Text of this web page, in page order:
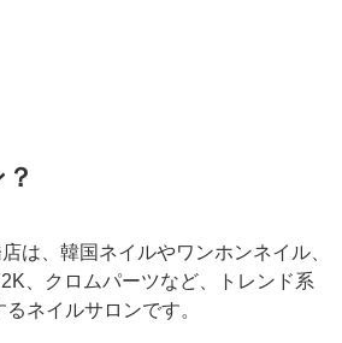
は、韓国ネイルやワンホンネイル、
、クロムパーツなど、トレンド系
ネイルサロンです。